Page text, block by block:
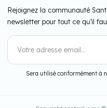
Rejoignez la communauté
newsletter pour tout ce qu’il
Sera utilisé conformément à